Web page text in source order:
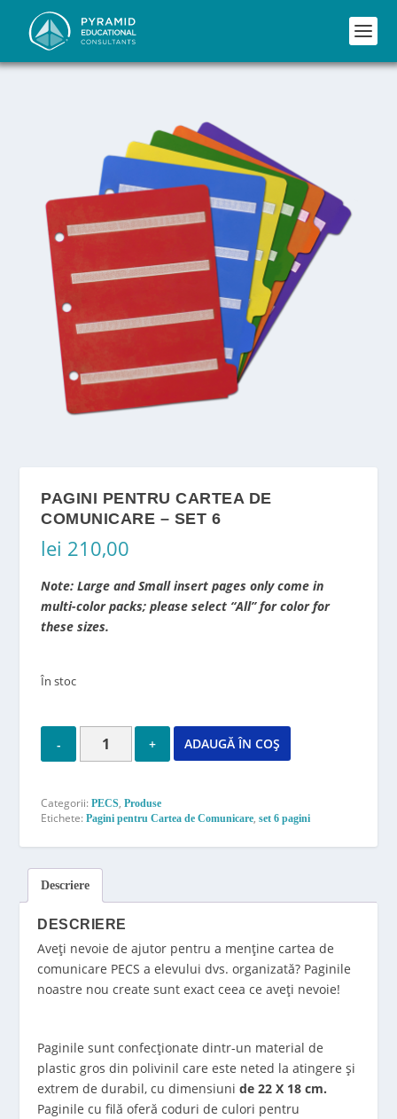
PAGINI PENTRU CARTEA DE
COMUNICARE – SET 6
lei 210,00
Note: Large and Small insert pages only come in
multi-color packs; please select “All” for color for
these sizes.
În stoc
ADAUGĂ ÎN COȘ
Categorii:PECS,Produse
Etichete:Pagini pentru Cartea de Comunicare,set 6 pagini
Descriere
DESCRIERE
Aveți nevoie de ajutor pentru a menține cartea de
comunicare PECS a elevului dvs. organizată? Paginile
noastre nou create sunt exact ceea ce aveți nevoie!
Paginile sunt confecționate dintr-un material de
plastic gros din polivinil care este neted la atingere și
extrem de durabil, cu dimensiunide 22 X 18 cm.
Paginile cu filă oferă coduri de culori pentru